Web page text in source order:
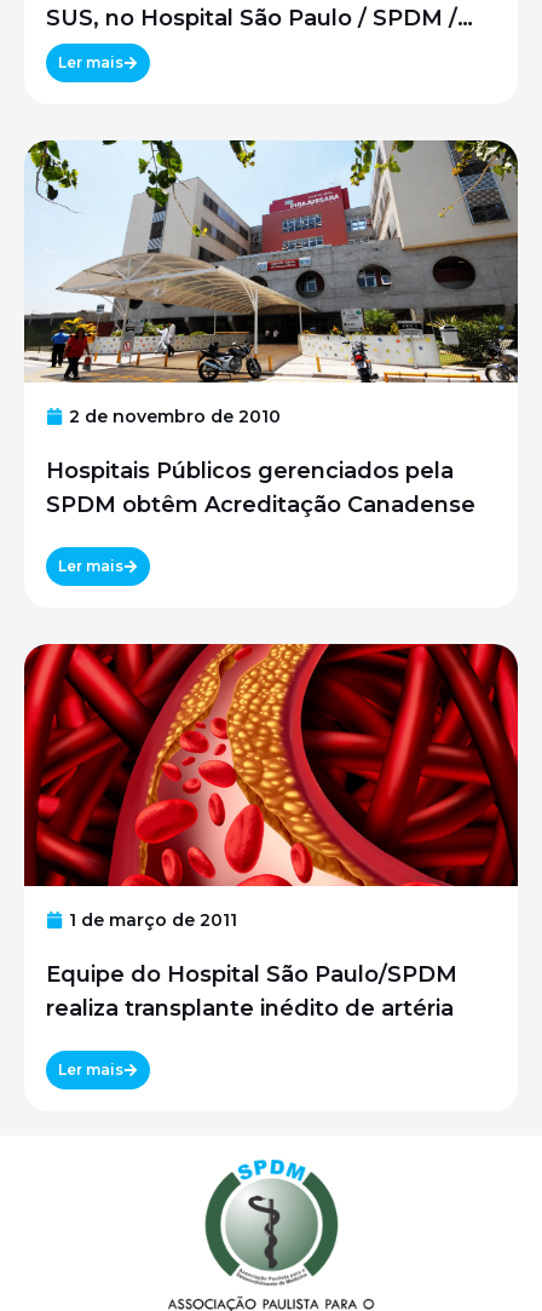
SUS, no Hospital São Paulo / SPDM /
UNIFESP
Ler mais
2 de novembro de 2010
Hospitais Públicos gerenciados pela
SPDM obtêm Acreditação Canadense
Ler mais
1 de março de 2011
Equipe do Hospital São Paulo/SPDM
realiza transplante inédito de artéria
Ler mais